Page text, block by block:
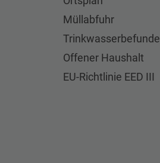
Müllabfuhr
Trinkwasserbefunde
Offener Haushalt
EU-Richtlinie EED III